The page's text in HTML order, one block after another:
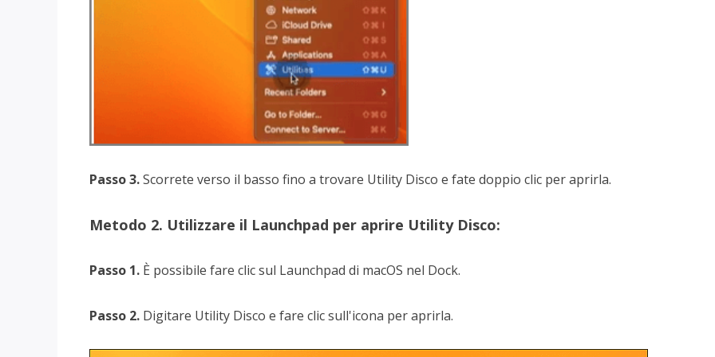
Passo 3.Scorrete verso il basso fino a trovare Utility Disco e fate doppio clic per aprirla.
Metodo 2. Utilizzare il Launchpad per aprire Utility Disco:
Passo 1. È possibile fare clic sul Launchpad di macOS nel Dock.
Passo 2. Digitare Utility Disco e fare clic sull'icona per aprirla.